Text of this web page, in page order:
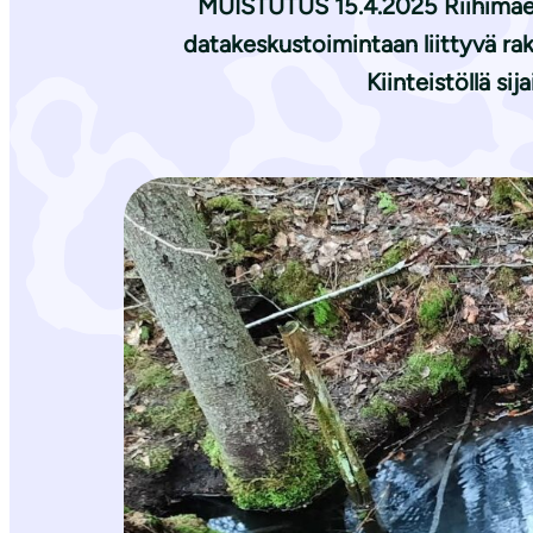
MUISTUTUS 15.4.2025
datakeskustoimintaan liittyvä
Kiinteistöllä